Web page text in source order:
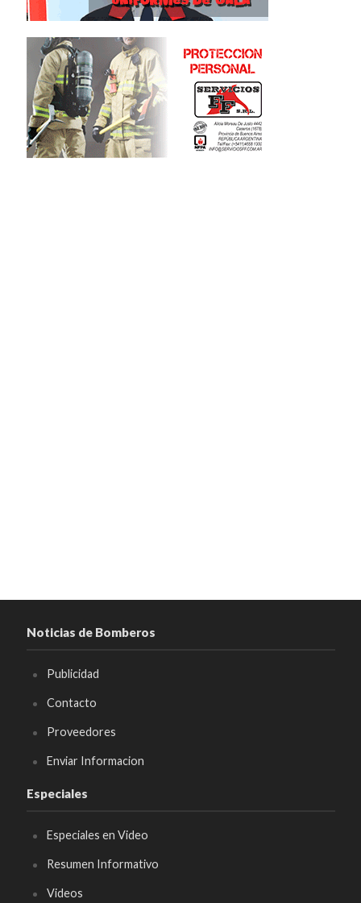
Noticias de Bomberos
Publicidad
Contacto
Proveedores
Enviar Informacion
Especiales
Especiales en Video
Resumen Informativo
Videos